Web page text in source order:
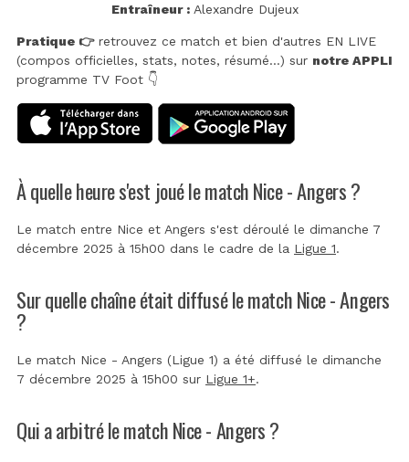
Entraîneur :Alexandre Dujeux
Pratique 👉retrouvez ce match et bien d'autres EN LIVE
(compos officielles, stats, notes, résumé...) sur notre APPLI
programme TV Foot 👇
À quelle heure s'est joué le match Nice - Angers ?
Le match entre Nice et Angers s'est déroulé le dimanche 7
décembre 2025 à 15h00 dans le cadre de la Ligue 1.
Sur quelle chaîne était diffusé le match Nice - Angers
?
Le match Nice - Angers (Ligue 1) a été diffusé le dimanche
7 décembre 2025 à 15h00 sur Ligue 1+.
Qui a arbitré le match Nice - Angers ?